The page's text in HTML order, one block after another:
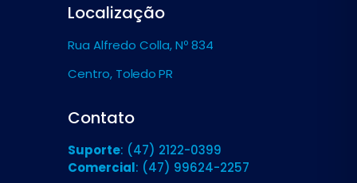
Localização
Rua Alfredo Colla, Nº 834
Centro, Toledo PR
Contato
Suporte: (47) 2122-0399
Comercial: (47) 99624-2257